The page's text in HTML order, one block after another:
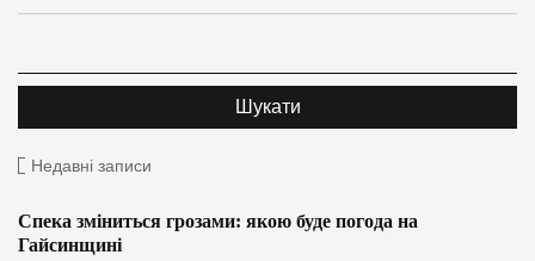
Недавні записи
Спека зміниться грозами: якою буде погода на
Гайсинщині